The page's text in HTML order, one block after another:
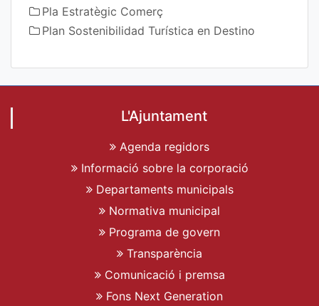
Pla Estratègic Comerç
Plan Sostenibilidad Turística en Destino
L'Ajuntament
Agenda regidors
Informació sobre la corporació
Departaments municipals
Normativa municipal
Programa de govern
Transparència
Comunicació i premsa
Fons Next Generation